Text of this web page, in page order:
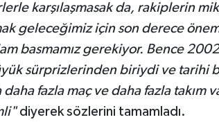
karşılaşmasak da, rakiplerin
geleceğimiz için son derece
basmamız gerekiyor. Bence
sürprizlerinden biriydi ve tarihi
fazla maç ve daha fazla takım
diyerek sözlerini tamamladı.